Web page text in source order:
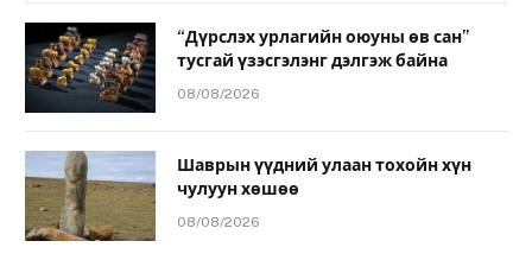
“Дүрслэх урлагийн оюуны өв сан”
тусгай үзэсгэлэнг дэлгэж байна
08/08/2026
Шаврын үүдний улаан тохойн хүн
чулуун хөшөө
08/08/2026